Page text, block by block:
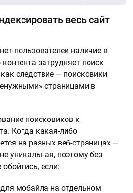
весь сайт
пользователей наличие в
затрудняет поиск
следствие — поисковики
страницами в
поисковиков к
Когда какая-либо
на разных веб-страницах —
уникальная, поэтому без
обойтись, если:
мобайла на отдельном